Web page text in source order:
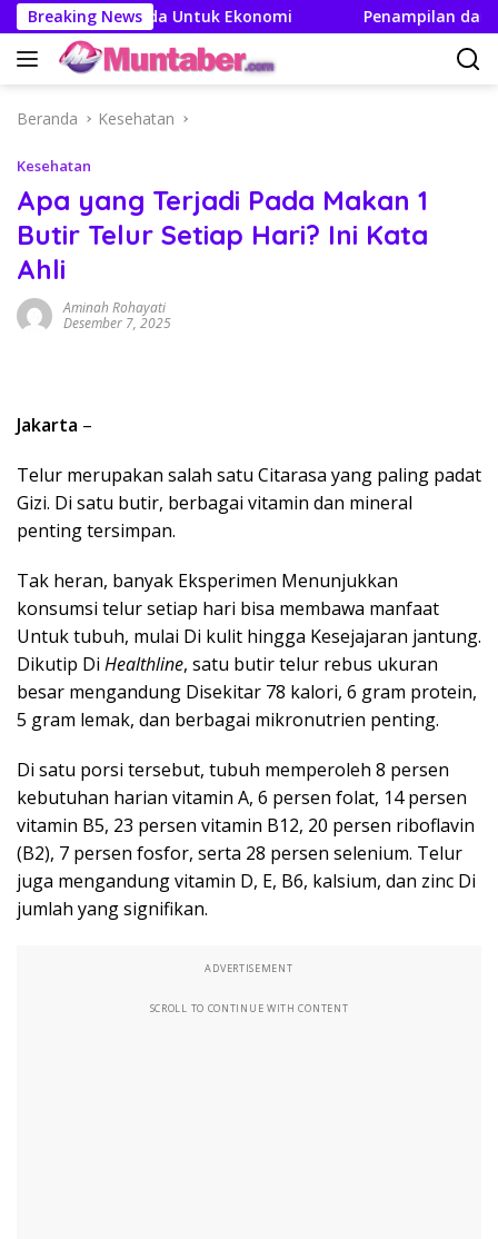
Langsung
ke
konten
Breaking News
Berganda Untuk Ekonomi Penampilan dan Efisien
Beranda Kesehatan
Kesehatan
Apa yang Terjadi Pada Makan 1
Butir Telur Setiap Hari? Ini Kata
Ahli
Aminah Rohayati
Desember 7, 2025
Jakarta –
Telur merupakan salah satu Citarasa yang paling padat
Gizi. Di satu butir, berbagai vitamin dan mineral
penting tersimpan.
Tak heran, banyak Eksperimen Menunjukkan
konsumsi telur setiap hari bisa membawa manfaat
Untuk tubuh, mulai Di kulit hingga Kesejajaran jantung.
Dikutip Di Healthline, satu butir telur rebus ukuran
besar mengandung Disekitar 78 kalori, 6 gram protein,
5 gram lemak, dan berbagai mikronutrien penting.
Di satu porsi tersebut, tubuh memperoleh 8 persen
kebutuhan harian vitamin A, 6 persen folat, 14 persen
vitamin B5, 23 persen vitamin B12, 20 persen riboflavin
(B2), 7 persen fosfor, serta 28 persen selenium. Telur
juga mengandung vitamin D, E, B6, kalsium, dan zinc Di
jumlah yang signifikan.
ADVERTISEMENT
SCROLL TO CONTINUE WITH CONTENT